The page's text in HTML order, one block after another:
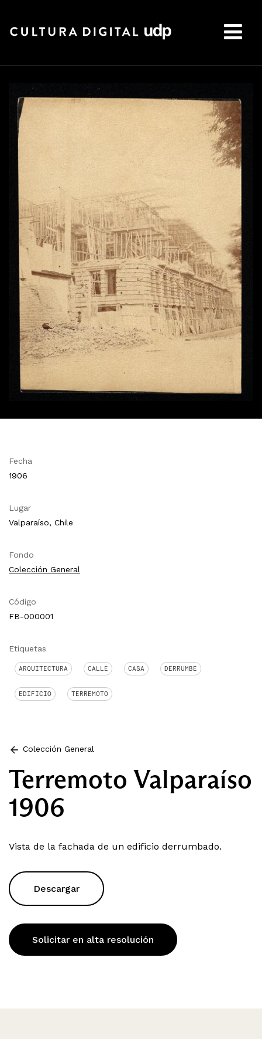
Fecha
1906
Lugar
Valparaíso, Chile
Fondo
Colección General
Código
FB-000001
Etiquetas
ARQUITECTURA CALLE CASA DERRUMBE
EDIFICIO TERREMOTO
Colección General
Terremoto Valparaíso
1906
Vista de la fachada de un edificio derrumbado.
Descargar
Solicitar en alta resolución